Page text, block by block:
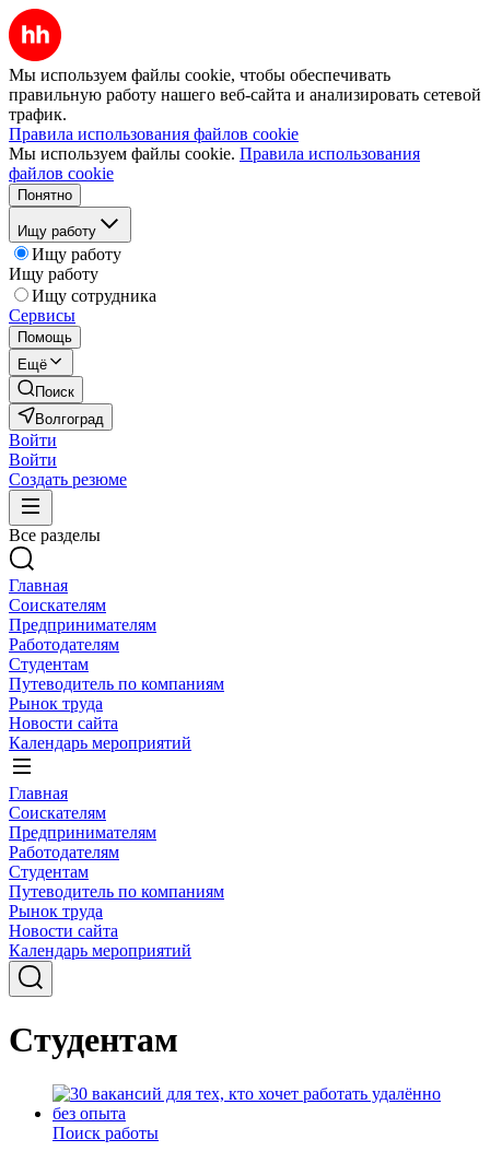
Мы используем файлы cookie, чтобы обеспечивать
правильную работу нашего веб-сайта и анализировать сетевой
трафик.
Правила использования файлов cookie
Мы используем файлы cookie. Правила использования
файлов cookie
Понятно
Ищу работу
Ищу работу
Ищу работу
Ищу сотрудника
Сервисы
Помощь
Ещё
Поиск
Волгоград
Войти
Войти
Создать резюме
Все разделы
Главная
Соискателям
Предпринимателям
Работодателям
Студентам
Путеводитель по компаниям
Рынок труда
Новости сайта
Календарь мероприятий
Главная
Соискателям
Предпринимателям
Работодателям
Студентам
Путеводитель по компаниям
Рынок труда
Новости сайта
Календарь мероприятий
Студентам
Поиск работы